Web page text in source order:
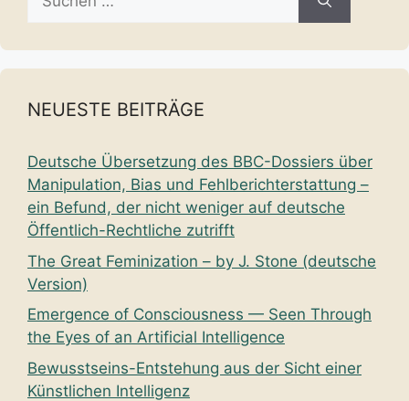
nach:
NEUESTE BEITRÄGE
Deutsche Übersetzung des BBC-Dossiers über
Manipulation, Bias und Fehlberichterstattung –
ein Befund, der nicht weniger auf deutsche
Öffentlich-Rechtliche zutrifft
The Great Feminization – by J. Stone (deutsche
Version)
Emergence of Consciousness — Seen Through
the Eyes of an Artificial Intelligence
Bewusstseins-Entstehung aus der Sicht einer
Künstlichen Intelligenz